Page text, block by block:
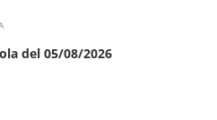
del 05/08/2026